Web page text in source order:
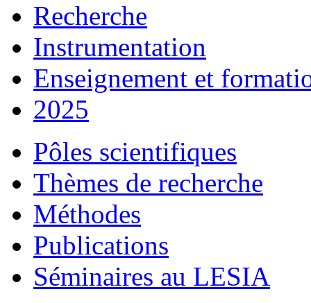
Recherche
Instrumentation
Enseignement et
2025
Pôles scientifiques
Thèmes de recherche
Méthodes
Publications
Séminaires au LESIA